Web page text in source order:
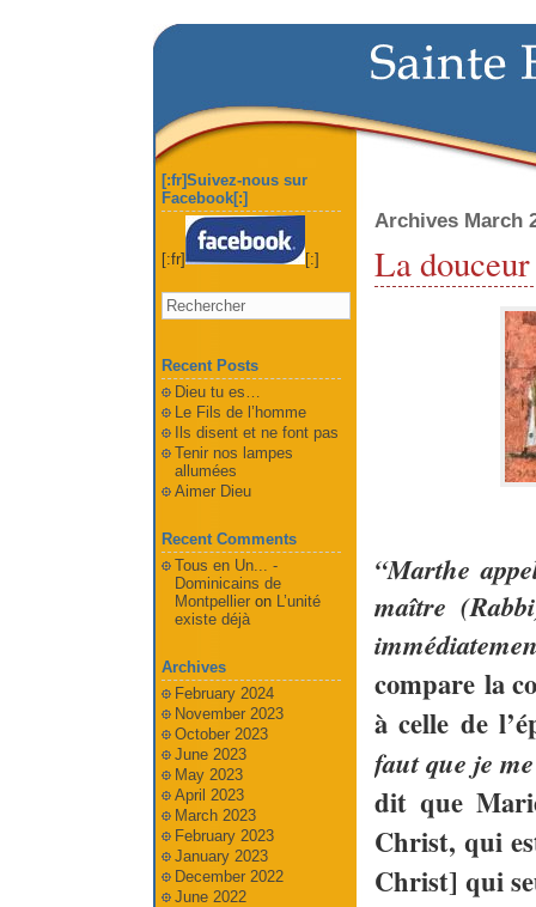
Archives March
La
“Marthe
maître
compare la
à celle de
faut que je
dit que
Christ, qui
Christ] qui
[:fr]Suivez-nous sur
Facebook[:]
[:fr] [:]
Recent Posts
Dieu tu es…
Le Fils de l’homme
Ils disent et ne font pas
Tenir nos lampes
allumées
Aimer Dieu
Recent Comments
Tous en Un... -
Dominicains de
Montpellieron L’unité
existe déjà
Archives
February 2024
November 2023
October 2023
June 2023
May 2023
April 2023
March 2023
February 2023
January 2023
December 2022
June 2022